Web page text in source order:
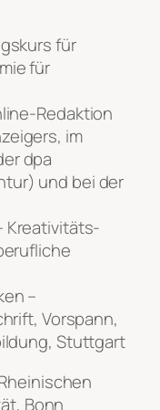
für
für
Redaktion
im
dpa
und bei der
Kreativitäts-
–
Vorspann,
Stuttgart
Bonn